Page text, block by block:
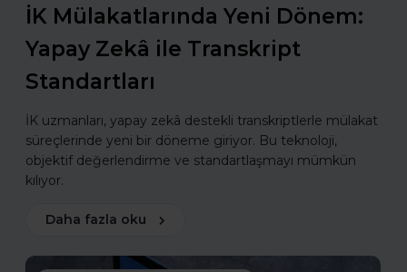
İK Mülakatlarında Yeni Dönem:
Yapay Zekâ ile Transkript
Standartları
İK uzmanları, yapay zekâ destekli transkriptlerle mülakat
süreçlerinde yeni bir döneme giriyor. Bu teknoloji,
objektif değerlendirme ve standartlaşmayı mümkün
kılıyor.
Daha fazla oku